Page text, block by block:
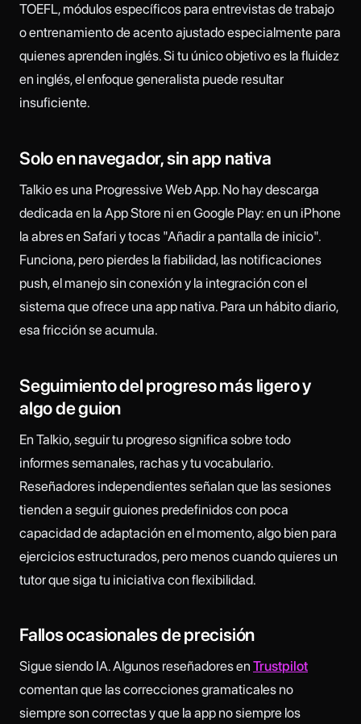
TOEFL, módulos específicos para entrevistas de trabajo
o entrenamiento de acento ajustado especialmente para
quienes aprenden inglés. Si tu único objetivo es la fluidez
en inglés, el enfoque generalista puede resultar
insuficiente.
Solo en navegador, sin app nativa
Talkio es una Progressive Web App. No hay descarga
dedicada en la App Store ni en Google Play: en un iPhone
la abres en Safari y tocas "Añadir a pantalla de inicio".
Funciona, pero pierdes la fiabilidad, las notificaciones
push, el manejo sin conexión y la integración con el
sistema que ofrece una app nativa. Para un hábito diario,
esa fricción se acumula.
Seguimiento del progreso más ligero y
algo de guion
En Talkio, seguir tu progreso significa sobre todo
informes semanales, rachas y tu vocabulario.
Reseñadores independientes señalan que las sesiones
tienden a seguir guiones predefinidos con poca
capacidad de adaptación en el momento, algo bien para
ejercicios estructurados, pero menos cuando quieres un
tutor que siga tu iniciativa con flexibilidad.
Fallos ocasionales de precisión
Sigue siendo IA. Algunos reseñadores en Trustpilot
comentan que las correcciones gramaticales no
siempre son correctas y que la app no siempre los